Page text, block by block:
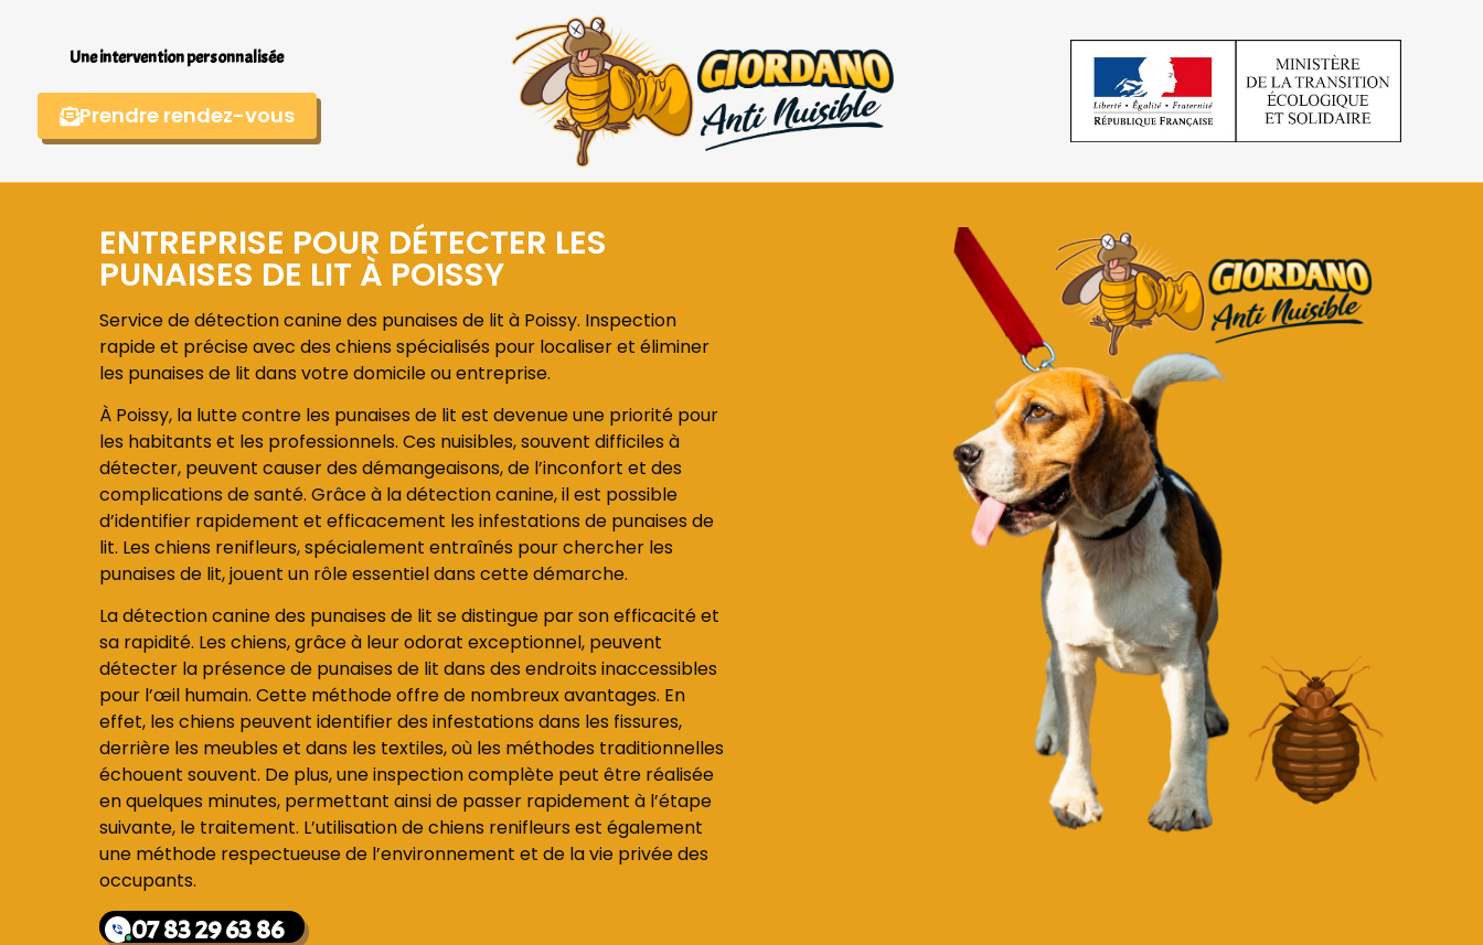
Une intervention personnalisée
Prendre rendez-vous
ENTREPRISE POUR DÉTECTER LES
PUNAISES DE LIT À POISSY
Service de détection canine des punaises de lit à Poissy. Inspection
rapide et précise avec des chiens spécialisés pour localiser et éliminer
les punaises de lit dans votre domicile ou entreprise.
À Poissy, la lutte contre les punaises de lit est devenue une priorité pour
les habitants et les professionnels. Ces nuisibles, souvent difficiles à
détecter, peuvent causer des démangeaisons, de l’inconfort et des
complications de santé. Grâce à la détection canine, il est possible
d’identifier rapidement et efficacement les infestations de punaises de
lit. Les chiens renifleurs, spécialement entraînés pour chercher les
punaises de lit, jouent un rôle essentiel dans cette démarche.
La détection canine des punaises de lit se distingue par son efficacité et
sa rapidité. Les chiens, grâce à leur odorat exceptionnel, peuvent
détecter la présence de punaises de lit dans des endroits inaccessibles
pour l’œil humain. Cette méthode offre de nombreux avantages. En
effet, les chiens peuvent identifier des infestations dans les fissures,
derrière les meubles et dans les textiles, où les méthodes traditionnelles
échouent souvent. De plus, une inspection complète peut être réalisée
en quelques minutes, permettant ainsi de passer rapidement à l’étape
suivante, le traitement. L’utilisation de chiens renifleurs est également
une méthode respectueuse de l’environnement et de la vie privée des
occupants.
07 83 29 63 86